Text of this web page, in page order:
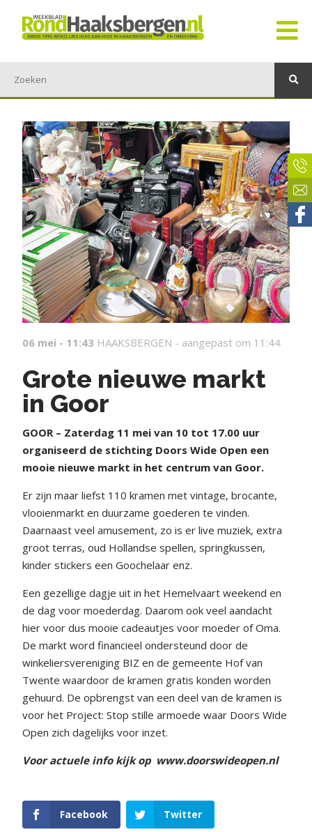
06 mei - 11:43 HAAKSBERGEN - aangepast om 11:44
Grote nieuwe markt
in Goor
GOOR – Zaterdag 11 mei van 10 tot 17.00 uur
organiseerd de stichting Doors Wide Open een
mooie nieuwe markt in het centrum van Goor.
Er zijn maar liefst 110 kramen met vintage, brocante,
vlooienmarkt en duurzame goederen te vinden.
Daarnaast veel amusement, zo is er live muziek, extra
groot terras, oud Hollandse spellen, springkussen,
kinder stickers een Goochelaar enz.
Een gezellige dagje uit in het Hemelvaart weekend en
de dag voor moederdag. Daarom ook veel aandacht
hier voor dus mooie cadeautjes voor moeder of Oma.
De markt word financieel ondersteund door de
winkeliersvereniging BIZ en de gemeente Hof van
Twente waardoor de kramen gratis konden worden
gehuurd. De opbrengst van een deel van de kramen is
voor het Project: Stop stille armoede waar Doors Wide
Open zich dagelijks voor inzet.
Voor actuele info kijk op www.doorswideopen.nl
Facebook Twitter